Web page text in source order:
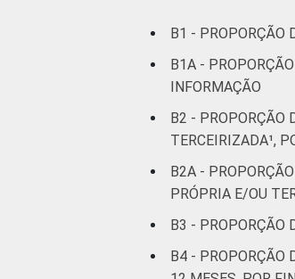
B1 - PROPORÇÃO
B1A -
INFORMAÇÃO
B2 - PROPORÇÃO
TERCEIRIZADA¹,
B2A -
PRÓPRIA E/OU
B3 - PROPORÇÃO
B4 - PROPORÇÃO